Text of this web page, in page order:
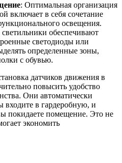
: Оптимальная организация
включает в себя сочетание
освещения.
обеспечивают
светодиоды или
определенные зоны,
с обувью.
датчиков движения в
повысить удобство
Они автоматически
входите в гардеробную, и
покидаете помещение. Это не
экономить